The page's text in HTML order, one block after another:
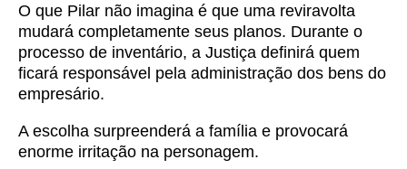
O que Pilar não imagina é que uma reviravolta
mudará completamente seus planos. Durante o
processo de inventário, a Justiça definirá quem
ficará responsável pela administração dos bens do
empresário.
A escolha surpreenderá a família e provocará
enorme irritação na personagem.